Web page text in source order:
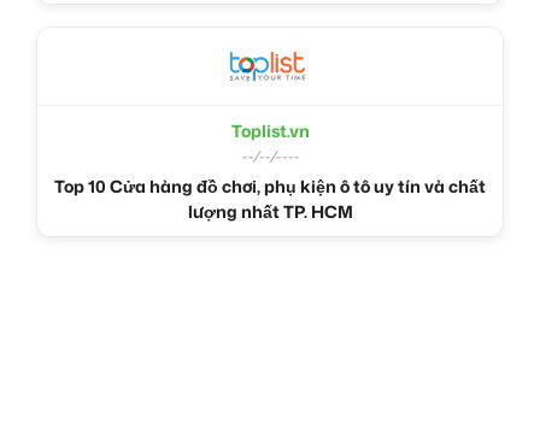
Toplist.vn
--/--/----
Top 10 Cửa hàng đồ chơi, phụ kiện ô tô uy tín và chất
lượng nhất TP. HCM